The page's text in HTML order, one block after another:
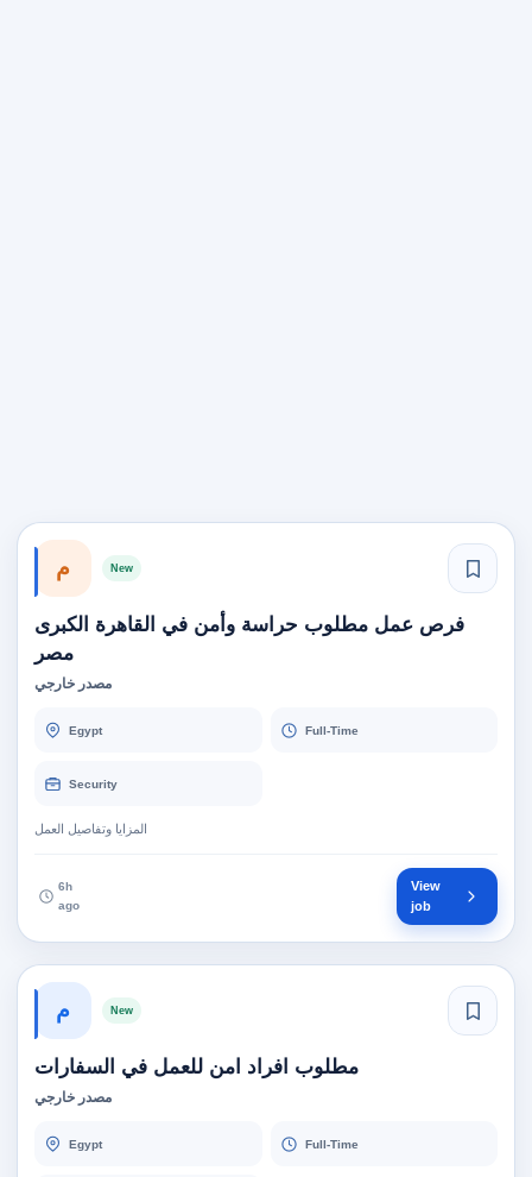
م New
فرص عمل مطلوب حراسة وأمن في القاهرة الكبرى
مصر
مصدر خارجي
Egypt Full-Time
Security
المزايا وتفاصيل العمل
6h
ago
View
job
م New
مطلوب افراد امن للعمل في السفارات
مصدر خارجي
Egypt Full-Time